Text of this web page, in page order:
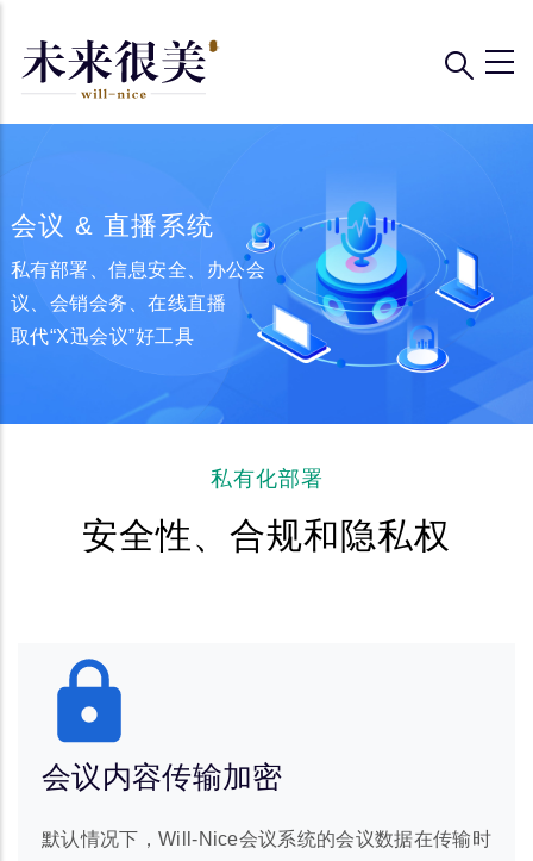
容
会议 & 直播系统
私有部署、信息安全、办公会
议、会销会务、在线直播
取代“X迅会议”好工具
私有化部署
安全性、合规和隐私权
会议内容传输加密
默认情况下，Will-Nice会议系统的会议数据在传输时